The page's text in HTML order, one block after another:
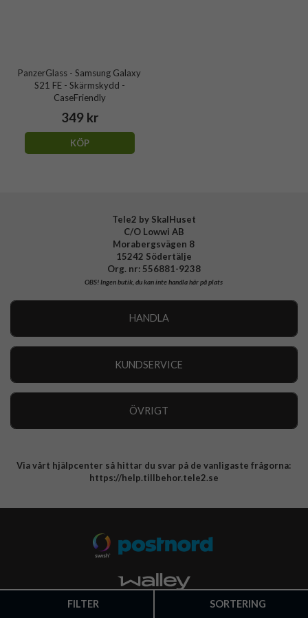
PanzerGlass - Samsung Galaxy
S21 FE - Skärmskydd -
CaseFriendly
349 kr
KÖP
FILTER SORTERING
Tele2 by SkalHuset
C/O Lowwi AB
Morabergsvägen 8
15242 Södertälje
Org. nr: 556881-9238
OBS!Ingen butik, du kan inte handla här på plats
HANDLA
KUNDSERVICE
ÖVRIGT
Integritetspolicy
Via vårt hjälpcenter så hittar du svar på de vanligaste frågorna:
https://help.tillbehor.tele2.se